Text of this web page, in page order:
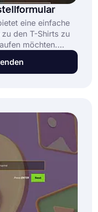
eine einfache
den T-Shirts zu
möchten.
T-Shirt-
Unternehmen,